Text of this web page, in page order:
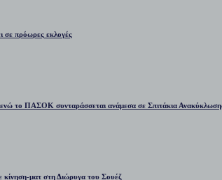
σε πρόωρες εκλογές
το ΠΑΣΟΚ συνταράσσεται ανάμεσα σε Σπιτάκια
κίνηση-ματ στη Διώρυγα του Σουέζ